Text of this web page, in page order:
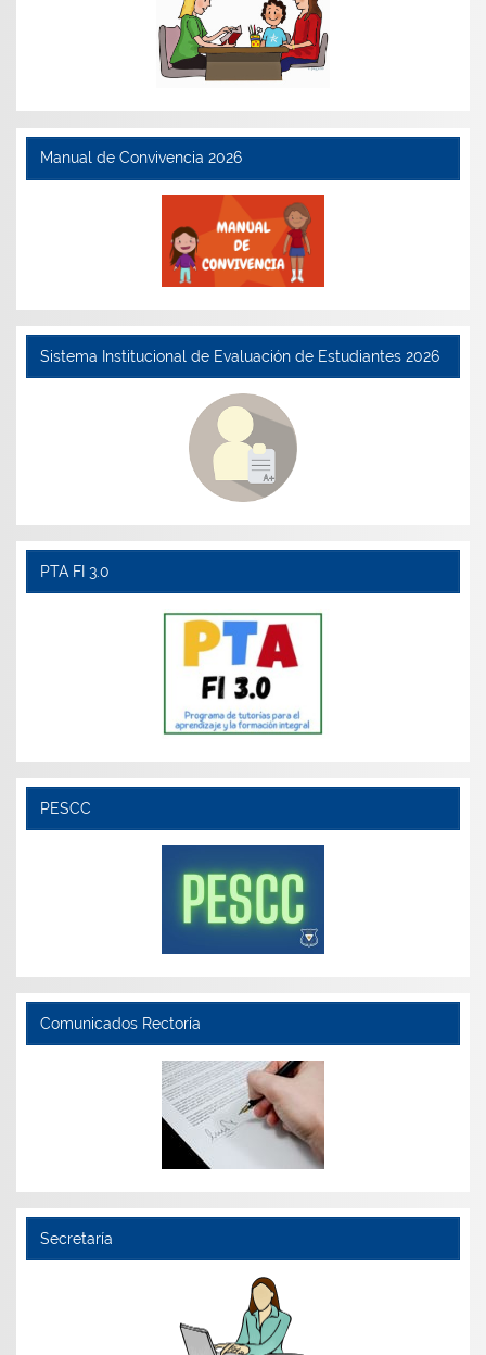
Manual de Convivencia 2026
Sistema Institucional de Evaluación de Estudiantes 2026
PTA FI 3.0
PESCC
Comunicados Rectoría
Secretaría